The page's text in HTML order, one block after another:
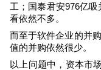
工；国泰君安976亿吸
看依然不多。
而至于软件企业的并
值的并购依然很少。
以上问题中，资本市